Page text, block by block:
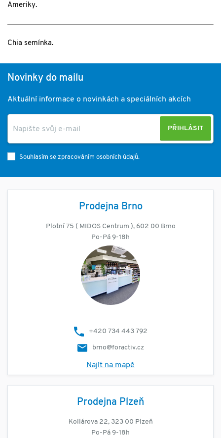
Ameriky.
Chia semínka.
Novinky do mailu
Aktuální informace o novinkách a speciálních akcích
PŘIHLÁSIT
Souhlasím se zpracováním osobních údajů.
Prodejna Brno
Plotní 75 ( MIDOS Centrum ), 602 00 Brno
Po-Pá 9-18h
+420 734 443 792
brno@foractiv.cz
Najít na mapě
Prodejna Plzeň
Kollárova 22, 323 00 Plzeň
Po-Pá 9-18h